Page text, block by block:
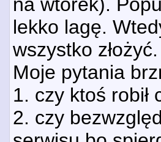
na wtorek).
lekko lagę.
wszystko złożyć.
Moje pytania
1. czy ktoś
2. czy